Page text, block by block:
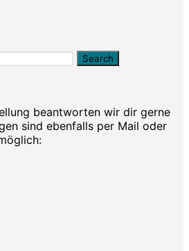
beantworten wir dir gerne
sind ebenfalls per Mail oder